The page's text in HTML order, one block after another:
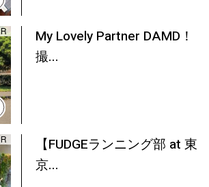
My Lovely Partner DAMD！
撮...
【FUDGEランニング部 at 東
京...